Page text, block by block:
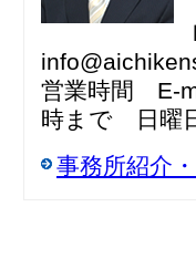
営業時間 E-
時まで 日曜
事務所紹介